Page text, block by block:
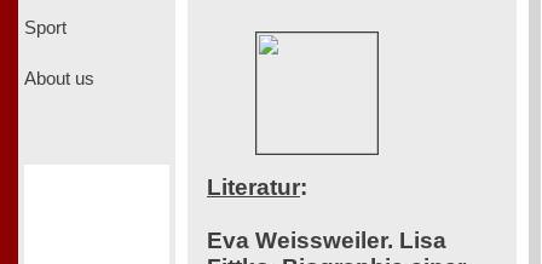
Sport
About us
Literatur:
Eva Weissweiler. Lisa